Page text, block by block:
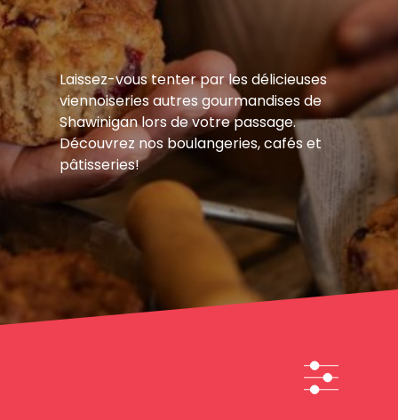
Laissez-vous tenter par les délicieuses
viennoiseries autres gourmandises de
Shawinigan lors de votre passage.
Découvrez nos boulangeries, cafés et
pâtisseries!